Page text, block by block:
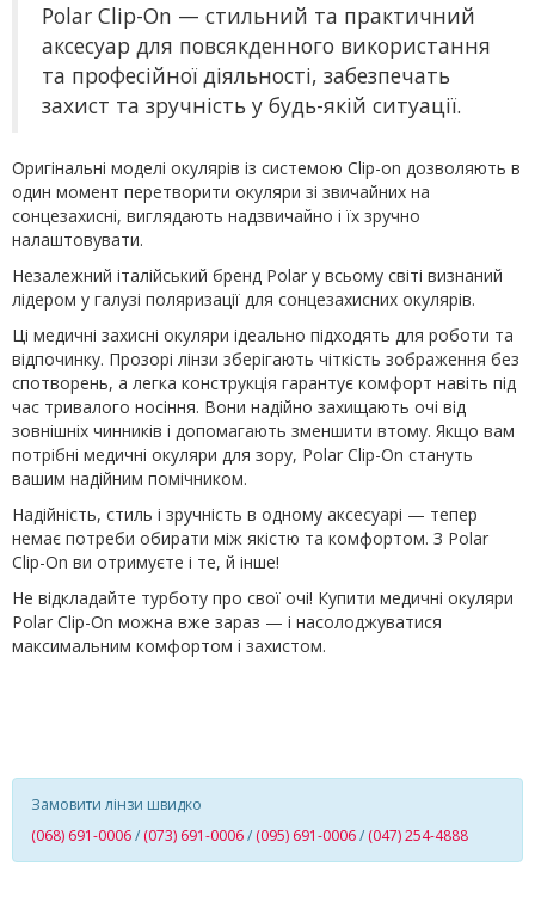
Polar Clip-On — стильний та практичний
аксесуар для повсякденного використання
та професійної діяльності, забезпечать
захист та зручність у будь-якій ситуації.
Оригінальні моделі окулярів із системою Clip-on дозволяють в
один момент перетворити окуляри зі звичайних на
сонцезахисні, виглядають надзвичайно і їх зручно
налаштовувати.
Незалежний італійський бренд Polar у всьому світі визнаний
лідером у галузі поляризації для сонцезахисних окулярів.
Ці медичні захисні окуляри ідеально підходять для роботи та
відпочинку. Прозорі лінзи зберігають чіткість зображення без
спотворень, а легка конструкція гарантує комфорт навіть під
час тривалого носіння. Вони надійно захищають очі від
зовнішніх чинників і допомагають зменшити втому. Якщо вам
потрібні медичні окуляри для зору, Polar Clip-On стануть
вашим надійним помічником.
Надійність, стиль і зручність в одному аксесуарі — тепер
немає потреби обирати між якістю та комфортом. З Polar
Clip-On ви отримуєте і те, й інше!
Не відкладайте турботу про свої очі! Купити медичні окуляри
Polar Clip-On можна вже зараз — і насолоджуватися
максимальним комфортом і захистом.
Замовити лінзи швидко
(068) 691-0006/ (073) 691-0006/ (095) 691-0006/ (047) 254-4888